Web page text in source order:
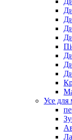
Усе для